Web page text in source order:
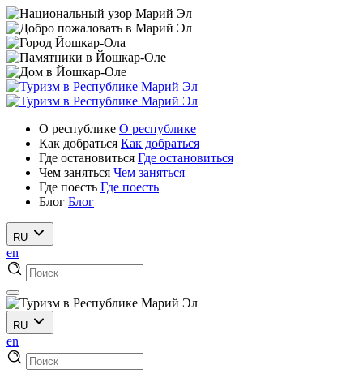
О республике О республике
Как добраться Как добраться
Где остановиться Где остановиться
Чем заняться Чем заняться
Где поесть Где поесть
Блог Блог
RU
en
RU
en